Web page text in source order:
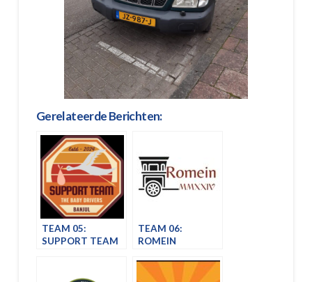
Gerelateerde Berichten:
TEAM 05:
SUPPORT TEAM
TEAM 06:
ROMEIN